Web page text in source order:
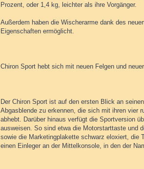
Prozent, oder 1,4 kg, leichter als ihre Vorgänger.
Außerdem haben die Wischerarme dank des
Eigenschaften ermöglicht.
Chiron Sport hebt sich mit neuen Felgen und
Der Chiron Sport ist auf den ersten Blick an
Abgasblende zu erkennen, die sich mit ihren vier
abhebt. Darüber hinaus verfügt die Sportversion
ausweisen. So sind etwa die Motorstarttaste und
sowie die Marketingplakette schwarz eloxiert, die
einen Einleger an der Mittelkonsole, in den der